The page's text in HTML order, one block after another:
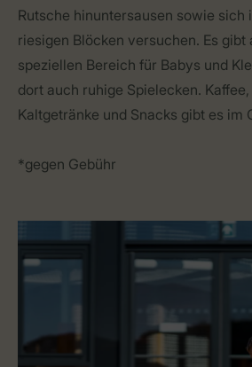
Rutsche hinuntersausen sowie sich
riesigen Blöcken versuchen. Es gibt
speziellen Bereich für Babys und
dort auch ruhige Spielecken. Kaffee,
Kaltgetränke und Snacks gibt es im
*gegen Gebühr